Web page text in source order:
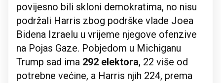
povijesno bili skloni demokratima, no nisu
podržali Harris zbog podrške vlade Joea
Bidena Izraelu u vrijeme njegove ofenzive
na Pojas Gaze. Pobjedom u Michiganu
Trump sad ima 292 elektora, 22 više od
potrebne većine, a Harris njih 224, prema